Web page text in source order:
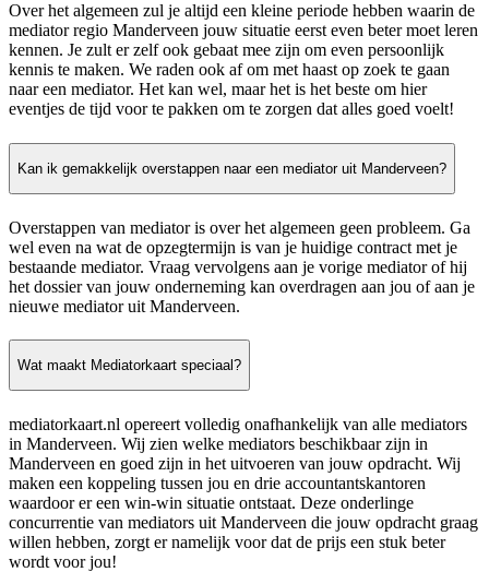
Over het algemeen zul je altijd een kleine periode hebben waarin de
mediator regio Manderveen jouw situatie eerst even beter moet leren
kennen. Je zult er zelf ook gebaat mee zijn om even persoonlijk
kennis te maken. We raden ook af om met haast op zoek te gaan
naar een mediator. Het kan wel, maar het is het beste om hier
eventjes de tijd voor te pakken om te zorgen dat alles goed voelt!
Kan ik gemakkelijk overstappen naar een mediator uit Manderveen?
Overstappen van mediator is over het algemeen geen probleem. Ga
wel even na wat de opzegtermijn is van je huidige contract met je
bestaande mediator. Vraag vervolgens aan je vorige mediator of hij
het dossier van jouw onderneming kan overdragen aan jou of aan je
nieuwe mediator uit Manderveen.
Wat maakt Mediatorkaart speciaal?
mediatorkaart.nl opereert volledig onafhankelijk van alle mediators
in Manderveen. Wij zien welke mediators beschikbaar zijn in
Manderveen en goed zijn in het uitvoeren van jouw opdracht. Wij
maken een koppeling tussen jou en drie accountantskantoren
waardoor er een win-win situatie ontstaat. Deze onderlinge
concurrentie van mediators uit Manderveen die jouw opdracht graag
willen hebben, zorgt er namelijk voor dat de prijs een stuk beter
wordt voor jou!